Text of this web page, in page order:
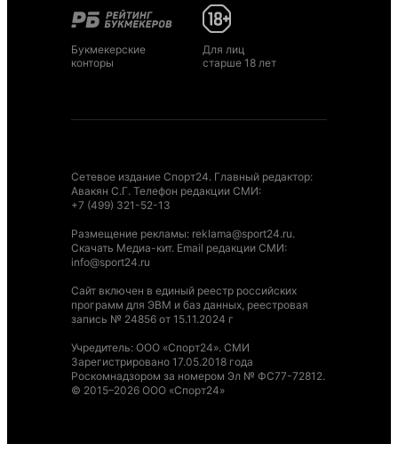
Букмекерские
конторы
Для лиц
старше 18 лет
Сетевое издание Спорт24. Главный редактор:
Авакян С.Г. Телефон редакции СМИ:
+7 (499) 321-52-13
Размещение рекламы: reklama@sport24.ru.
Скачать Медиа-кит. Email редакции СМИ:
info@sport24.ru
Сайт включен в единый реестр российских
программ для ЭВМ и баз данных, реестровая
запись № 24856 от 15.11.2024 г
Учредитель: ООО «Спорт24». СМИ
Зарегистрировано 17.05.2018 года
Роскомнадзором за номером Эл № ФС77-72812.
© 2015–2026 ООО «Спорт24»